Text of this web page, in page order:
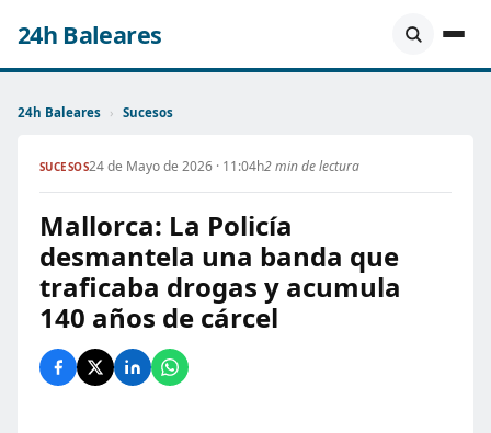
24h Baleares
24h Baleares › Sucesos
SUCESOS24 de Mayo de 2026 · 11:04h2 min de lectura
Mallorca: La Policía
desmantela una banda que
traficaba drogas y acumula
140 años de cárcel